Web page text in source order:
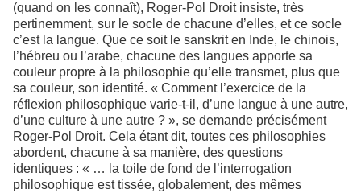
(quand on les connaît), Roger-Pol Droit insiste, très
pertinemment, sur le socle de chacune d’elles, et ce socle
c’est la langue. Que ce soit le sanskrit en Inde, le chinois,
l’hébreu ou l’arabe, chacune des langues apporte sa
couleur propre à la philosophie qu’elle transmet, plus que
sa couleur, son identité. « Comment l’exercice de la
réflexion philosophique varie-t-il, d’une langue à une autre,
d’une culture à une autre ? », se demande précisément
Roger-Pol Droit. Cela étant dit, toutes ces philosophies
abordent, chacune à sa manière, des questions
identiques : « … la toile de fond de l’interrogation
philosophique est tissée, globalement, des mêmes